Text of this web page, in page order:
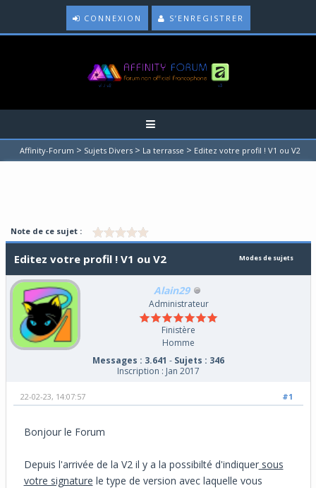
CONNEXION S’ENREGISTRER
Affinity-Forum > Sujets Divers > La terrasse > Editez votre profil ! V1 ou V2
Note de ce sujet :
Modes de sujets
Editez votre profil ! V1 ou V2
Alain29
Administrateur
Finistère
Homme
Messages : 3.641 - Sujets : 346
Inscription : Jan 2017
#1
22-02-23, 14:07:57
Bonjour le Forum
Depuis l'arrivée de la V2 il y a la possibilté d'indiquersous
votre signature le type de version avec laquelle vous